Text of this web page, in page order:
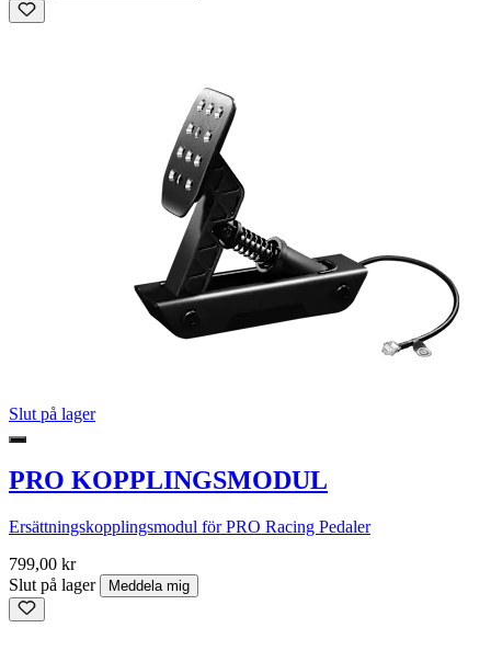
Slut på lager
PRO KOPPLINGSMODUL
Ersättningskopplingsmodul för PRO Racing Pedaler
799,00 kr
Slut på lager
Meddela mig